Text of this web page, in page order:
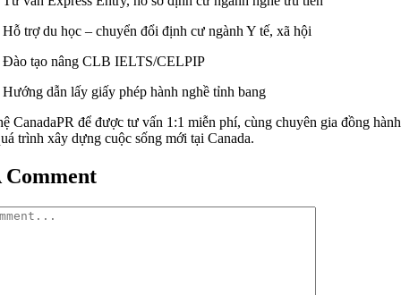
Hỗ trợ du học – chuyển đổi định cư ngành Y tế, xã hội
Đào tạo nâng CLB IELTS/CELPIP
Hướng dẫn lấy giấy phép hành nghề tỉnh bang
CanadaPR để được tư vấn 1:1 miễn phí, cùng chuyên gia đồng
trình xây dựng cuộc sống mới tại Canada.
Comment